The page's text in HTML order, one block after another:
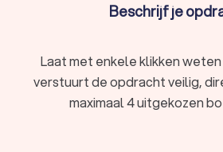
Beschrijf je
Laat met enkele klikken
verstuurt de opdracht veilig,
maximaal 4 uitgekozen